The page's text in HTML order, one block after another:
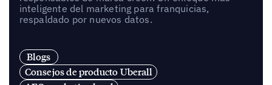
inteligente del marketing para franquicias,
respaldado por nuevos datos.
Blogs
Consejos de producto Uberall